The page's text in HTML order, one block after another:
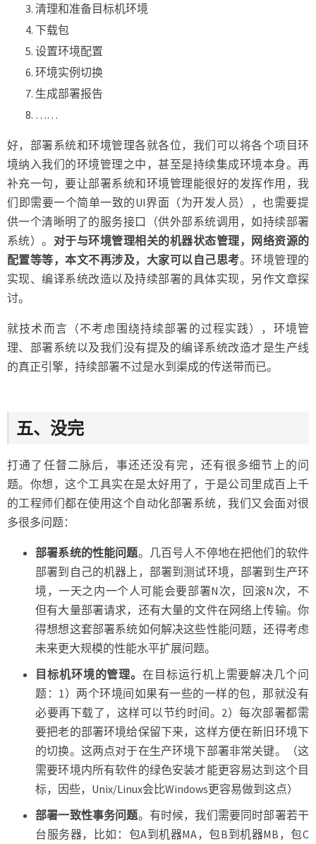
清理和准备目标机环境
下载包
设置环境配置
环境实例切换
生成部署报告
……
好，部署系统和环境管理各就各位，我们可以将各个项目环
境纳入我们的环境管理之中，甚至是持续集成环境本身。再
补充一句，要让部署系统和环境管理能很好的发挥作用，我
们即需要一个简单一致的UI界面（为开发人员），也需要提
供一个清晰明了的服务接口（供外部系统调用，如持续部署
系统）。 对于与环境管理相关的机器状态管理，网络资源的
配置等等，本文不再涉及，大家可以自己思考。环境管理的
实现、编译系统改造以及持续部署的具体实现，另作文章探
讨。
就技术而言（不考虑围绕持续部署的过程实践），环境管
理、部署系统以及我们没有提及的编译系统改造才是生产线
的真正引擎，持续部署不过是水到渠成的传送带而已。
五、没完
打通了任督二脉后，事还还没有完，还有很多细节上的问
题。你想，这个工具实在是太好用了，于是公司里成百上千
的工程师们都在使用这个自动化部署系统，我们又会面对很
多很多问题：
部署系统的性能问题。几百号人不停地在把他们的软件
部署到自己的机器上，部署到测试环境，部署到生产环
境，一天之内一个人可能会要部署N次，回滚N次，不
但有大量部署请求，还有大量的文件在网络上传输。你
得想想这套部署系统如何解决这些性能问题，还得考虑
未来更大规模的性能水平扩展问题。
目标机环境的管理。在目标运行机上需要解决几个问
题：1）两个环境间如果有一些的一样的包，那就没有
必要再下载了，这样可以节约时间。2）每次部署都需
要把老的部署环境给保留下来，这样方便在新旧环境下
的切换。这两点对于在生产环境下部署非常关键。（这
需要环境内所有软件的绿色安装才能更容易达到这个目
标，因些，Unix/Linux会比Windows更容易做到这点）
部署一致性事务问题。有时候，我们需要同时部署若干
台服务器，比如：包A到机器MA，包B到机器MB，包C